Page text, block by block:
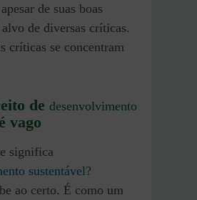
de suas boas
de diversas críticas.
críticas se concentram
de desenvolvimento
é vago
significa
sustentável?
ao certo. É como um